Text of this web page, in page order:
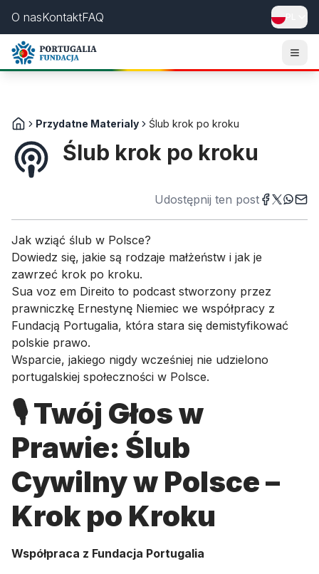
O nasKontaktFAQ
Przydatne Materialy Ślub krok po kroku
Ślub krok po kroku
Udostępnij ten post
Jak wziąć ślub w Polsce?
Dowiedz się, jakie są rodzaje małżeństw i jak je
zawrzeć krok po kroku.
Sua voz em Direito to podcast stworzony przez
prawniczkę Ernestynę Niemiec we współpracy z
Fundacją Portugalia, która stara się demistyfikować
polskie prawo.
Wsparcie, jakiego nigdy wcześniej nie udzielono
portugalskiej społeczności w Polsce.
🎙️ Twój Głos w
Prawie: Ślub
Cywilny w Polsce –
Krok po Kroku
Współpraca z Fundacja Portugalia